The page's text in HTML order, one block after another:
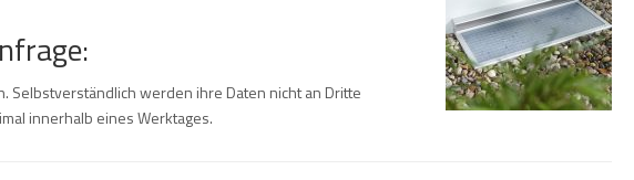
Selbstverständlich werden ihre Daten nicht an Dritte
innerhalb eines Werktages.